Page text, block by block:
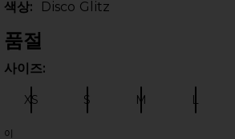
색상: Disco Glitz
품절
사이즈:
사이즈:
XS 사이즈:
S 사이즈:
M L
이